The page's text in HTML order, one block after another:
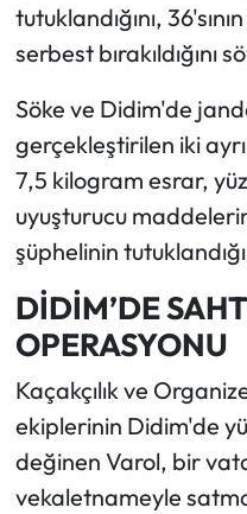
tutuklandığını,
serbest bırakıldığını
Söke ve Didim'de
gerçekleştirilen iki
7,5 kilogram esrar,
uyuşturucu
şüphelinin
DİDİM’DE
OPERASYONU
Kaçakçılık ve
ekiplerinin Didim'de
değinen Varol, bir
vekaletnameyle